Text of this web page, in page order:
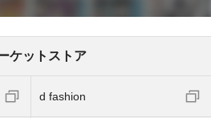
ケットストア
d fashion